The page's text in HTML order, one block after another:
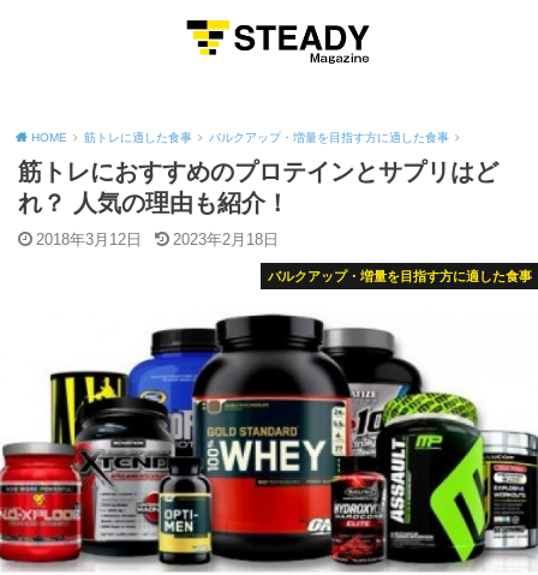
HOME 筋トレに適した食事 バルクアップ・増量を目指す方に適した食事
筋トレにおすすめのプロテインとサプリはど
れ？ 人気の理由も紹介！
2018年3月12日 2023年2月18日
バルクアップ・増量を目指す方に適した食事